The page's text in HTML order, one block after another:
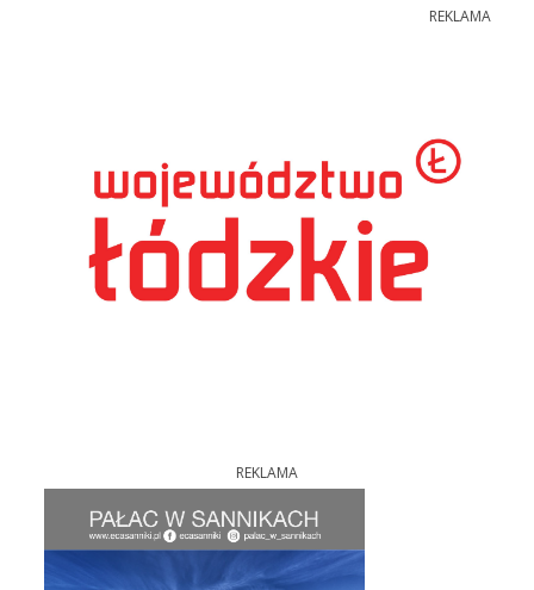
REKLAMA
REKLAMA